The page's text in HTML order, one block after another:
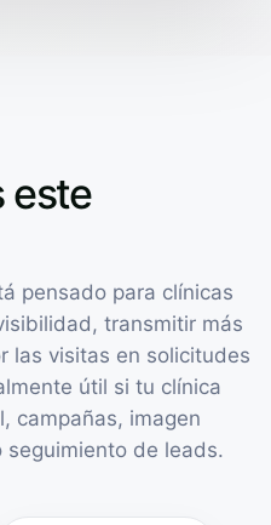
este
pensado para clínicas
transmitir más
las visitas en solicitudes
útil si tu clínica
campañas, imagen
seguimiento de leads.